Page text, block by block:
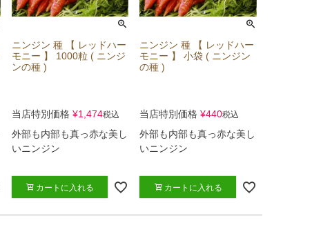
ニンジン 種 【 レッドハー
モニー 】 1000粒 ( ニンジ
ンの種 )
当店特別価格 ¥1,474税込
外部も内部も真っ赤な美し
いニンジン
カートに入れる
ニンジン 種 【 レッドハー
モニー 】 小袋 ( ニンジン
の種 )
当店特別価格 ¥440税込
外部も内部も真っ赤な美し
いニンジン
カートに入れる